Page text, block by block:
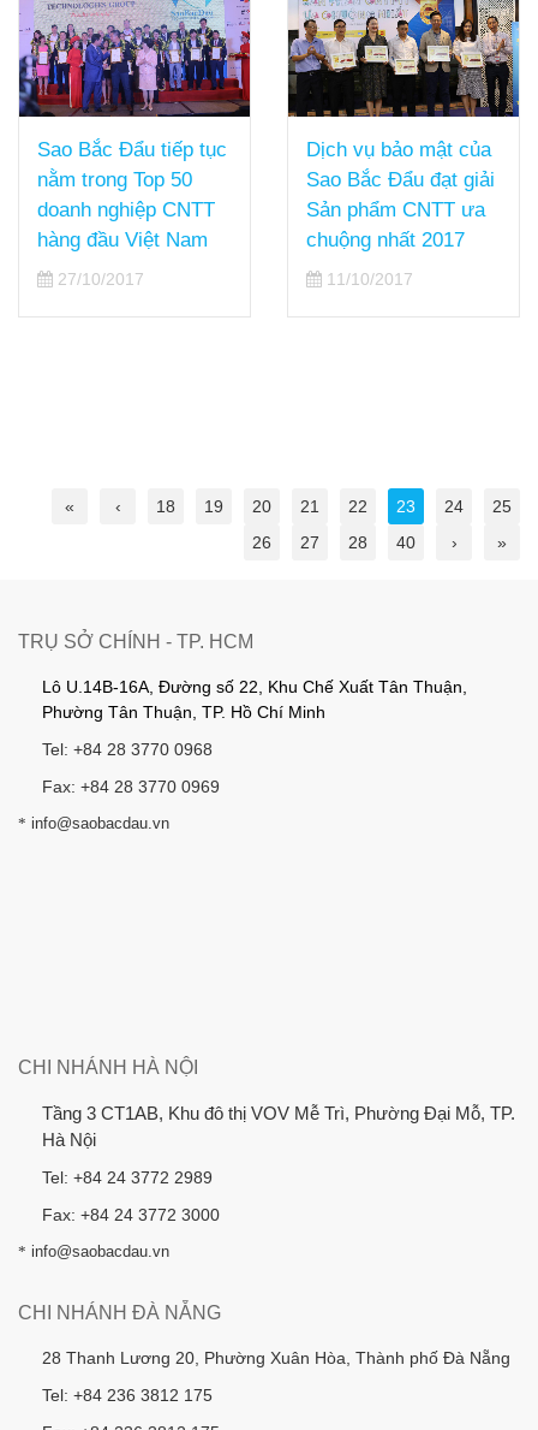
Sao Bắc Đẩu tiếp tục
nằm trong Top 50
doanh nghiệp CNTT
hàng đầu Việt Nam
27/10/2017
Dịch vụ bảo mật của
Sao Bắc Đẩu đạt giải
Sản phẩm CNTT ưa
chuộng nhất 2017
11/10/2017
« ‹ 18 19 20 21 22 23 24
25
26
27 28 40 › »
TRỤ SỞ CHÍNH - TP. HCM
Lô U.14B-16A, Đường số 22, Khu Chế Xuất Tân Thuận,
Phường Tân Thuận, TP. Hồ Chí Minh
Tel: +84 28 3770 0968
Fax: +84 28 3770 0969
* info@saobacdau.vn
CHI NHÁNH HÀ NỘI
Tầng 3 CT1AB, Khu đô thị VOV Mễ Trì, Phường Đại Mỗ, TP.
Hà Nội
Tel: +84 24 3772 2989
Fax: +84 24 3772 3000
* info@saobacdau.vn
CHI NHÁNH ĐÀ NẴNG
28 Thanh Lương 20, Phường Xuân Hòa, Thành phố Đà Nẵng
Tel: +84 236 3812 175